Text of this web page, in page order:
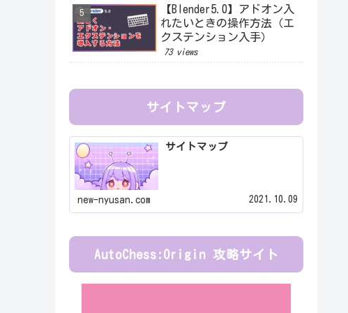
【Blender5.0】アドオン入
れたいときの操作方法（エ
クステンション入手）
73 views
サイトマップ
サイトマップ
new-nyusan.com 2021.10.09
AutoChess:Origin 攻略サイト